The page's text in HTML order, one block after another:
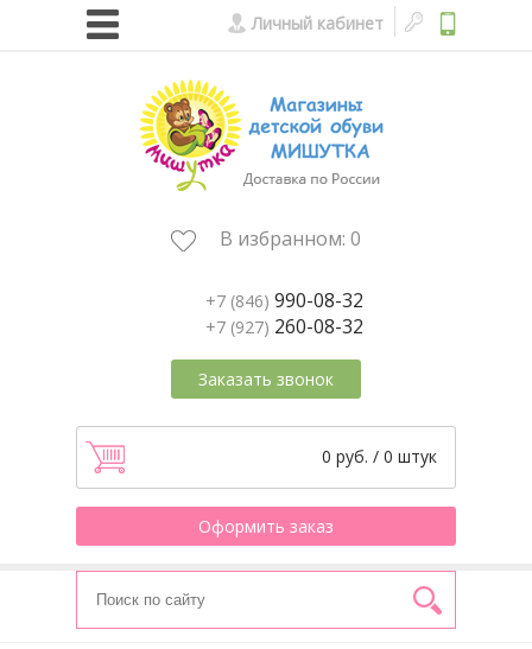
Личный кабинет
В избранном: 0
+7 (846) 990-08-32
+7 (927) 260-08-32
Заказать звонок
0 руб. / 0 штук
Оформить заказ